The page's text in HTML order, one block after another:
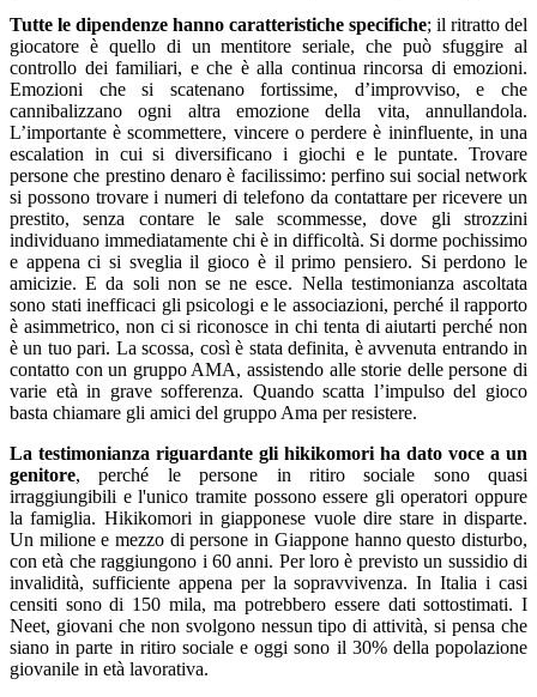
Tutte le dipendenze hanno caratteristiche specifiche; il ritratto del
giocatore è quello di un mentitore seriale, che può sfuggire al
controllo dei familiari, e che è alla continua rincorsa di emozioni.
Emozioni che si scatenano fortissime, d’improvviso, e che
cannibalizzano ogni altra emozione della vita, annullandola.
L’importante è scommettere, vincere o perdere è ininfluente, in una
escalation in cui si diversificano i giochi e le puntate. Trovare
persone che prestino denaro è facilissimo: perfino sui social network
si possono trovare i numeri di telefono da contattare per ricevere un
prestito, senza contare le sale scommesse, dove gli strozzini
individuano immediatamente chi è in difficoltà. Si dorme pochissimo
e appena ci si sveglia il gioco è il primo pensiero. Si perdono le
amicizie. E da soli non se ne esce. Nella testimonianza ascoltata
sono stati inefficaci gli psicologi e le associazioni, perché il rapporto
è asimmetrico, non ci si riconosce in chi tenta di aiutarti perché non
è un tuo pari. La scossa, così è stata definita, è avvenuta entrando in
contatto con un gruppo AMA, assistendo alle storie delle persone di
varie età in grave sofferenza. Quando scatta l’impulso del gioco
basta chiamare gli amici del gruppo Ama per resistere.
La testimonianza riguardante gli hikikomori ha dato voce a un
genitore, perché le persone in ritiro sociale sono quasi
irraggiungibili e l'unico tramite possono essere gli operatori oppure
la famiglia. Hikikomori in giapponese vuole dire stare in disparte.
Un milione e mezzo di persone in Giappone hanno questo disturbo,
con età che raggiungono i 60 anni. Per loro è previsto un sussidio di
invalidità, sufficiente appena per la sopravvivenza. In Italia i casi
censiti sono di 150 mila, ma potrebbero essere dati sottostimati. I
Neet, giovani che non svolgono nessun tipo di attività, si pensa che
siano in parte in ritiro sociale e oggi sono il 30% della popolazione
giovanile in età lavorativa.